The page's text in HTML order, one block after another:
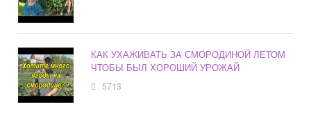
КАК УХАЖИВАТЬ ЗА СМОРОДИНОЙ ЛЕТОМ
ЧТОБЫ БЫЛ ХОРОШИЙ УРОЖАЙ
5713